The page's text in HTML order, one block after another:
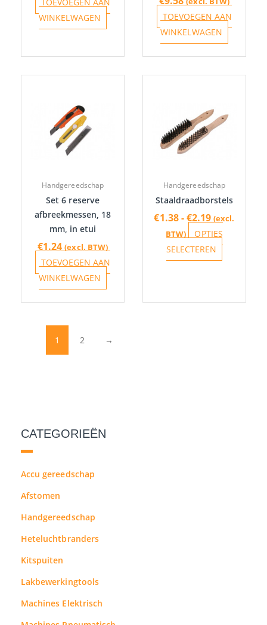
WINKELWAGEN
TOEVOEGEN AAN
WINKELWAGEN
Handgereedschap
Set 6 reserve
afbreekmessen, 18
mm, in etui
€1.24 (excl. BTW)
TOEVOEGEN AAN
WINKELWAGEN
Handgereedschap
Staaldraadborstels
€1.38-€2.19
€2.19
(excl.
BTW)
OPTIES
SELECTEREN
heeft
kan
gekozen
worden
op
1 2 →
CATEGORIEËN
Accu gereedschap
Afstomen
Handgereedschap
Heteluchtbranders
Kitspuiten
Lakbewerkingtools
Machines Elektrisch